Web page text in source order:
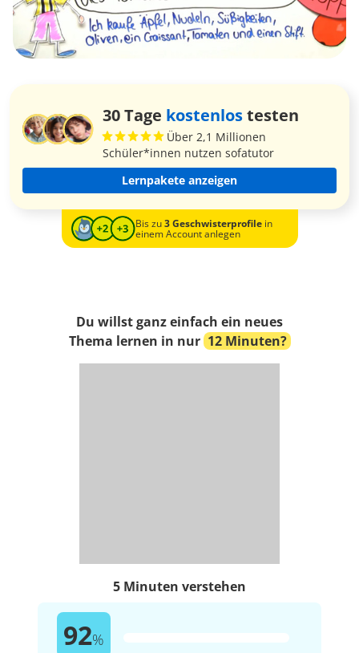
30 Tage kostenlostesten
Über 2,1 Millionen
Schüler*innen nutzen sofatutor
Lernpakete anzeigen
Bis zu3 Geschwisterprofilein
einem Account anlegen
Du willst ganz einfach ein neues
Thema lernen in nur 12 Minuten?
5 Minuten verstehen
92%